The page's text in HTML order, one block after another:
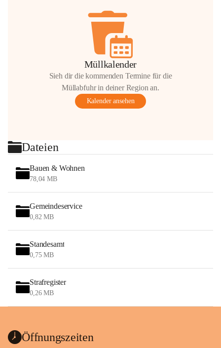
Müllkalender
Sieh dir die kommenden Termine für die
Müllabfuhr in deiner Region an.
Kalender ansehen
Dateien
Bauen & Wohnen
78,04 MB
Gemeindeservice
0,82 MB
Standesamt
0,75 MB
Strafregister
0,26 MB
Öffnungszeiten